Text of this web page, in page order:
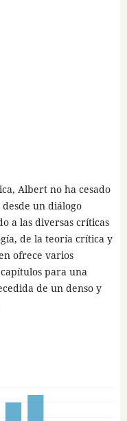
Albert no ha cesado
un diálogo
a las diversas críticas
de la teoría crítica y
ofrece varios
para una
de un denso y